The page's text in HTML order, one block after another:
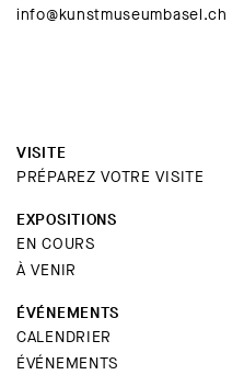
info@kunstmuseumbasel.ch
VISITE
PRÉPAREZ VOTRE VISITE
EXPOSITIONS
EN COURS
À VENIR
ÉVÉNEMENTS
CALENDRIER
ÉVÉNEMENTS